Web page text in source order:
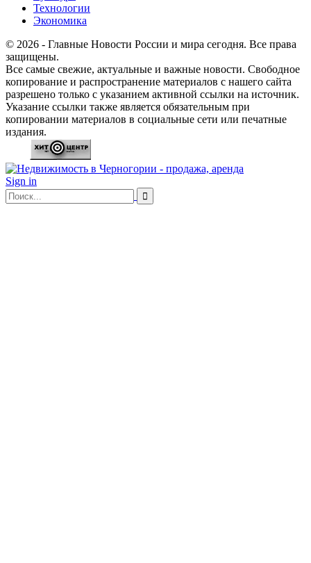
Технологии
Экономика
© 2026 - Главные Новости России и мира сегодня. Все права
защищены.
Все самые свежие, актуальные и важные новости. Свободное
копирование и распространение материалов с нашего сайта
разрешено только с указанием активной ссылки на источник.
Указание ссылки также является обязательным при
копировании материалов в социальные сети или печатные
издания.
Sign in